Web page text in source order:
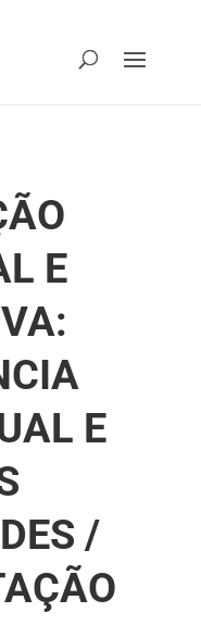
E
E
/